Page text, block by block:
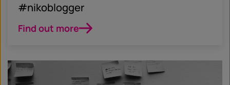
#nikoblogger
Find out more